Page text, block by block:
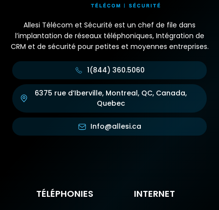
Allesi Télécom et Sécurité est un chef de file dans
l’implantation de réseaux téléphoniques, Intégration de
CRM et de sécurité pour petites et moyennes entreprises.
1(844) 360.5060
6375 rue d’Iberville, Montreal, QC, Canada,
Quebec
Info@allesi.ca
TÉLÉPHONIES INTERNET